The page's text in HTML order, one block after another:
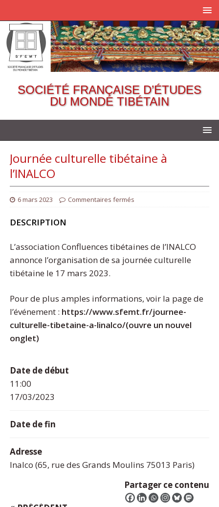
SOCIÉTÉ FRANÇAISE D’ÉTUDES
DU MONDE TIBÉTAIN
Journée culturelle tibétaine à
l’INALCO
6 mars 2023 Commentaires fermés
DESCRIPTION
L’association Confluences tibétaines de l’INALCO
annonce l’organisation de sa journée culturelle
tibétaine le 17 mars 2023.
Pour de plus amples informations, voir la page de
l’événement : https://www.sfemt.fr/journee-
culturelle-tibetaine-a-linalco/(ouvre un nouvel
onglet)
Date de début
11:00
17/03/2023
Date de fin
Adresse
Inalco (65, rue des Grands Moulins 75013 Paris)
Partager ce contenu